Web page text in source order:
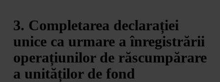
3. Completarea declarației
unice ca urmare a înregistrării
operațiunilor de răscumpărare
a unităților de fond